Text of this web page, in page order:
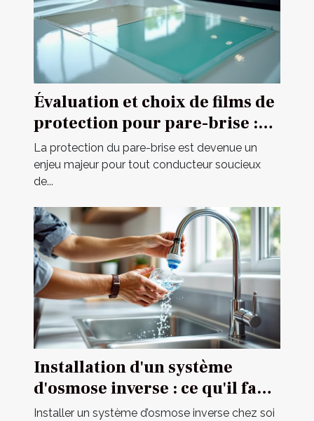
Évaluation et choix de films de
protection pour pare-brise :
guide complet
La protection du pare-brise est devenue un
enjeu majeur pour tout conducteur soucieux
de...
Installation d'un système
d'osmose inverse : ce qu'il faut
savoir
Installer un système d’osmose inverse chez soi